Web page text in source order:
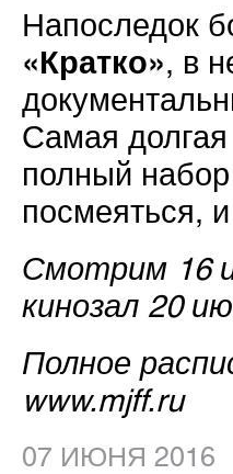
Напоследок
«Кратко», в
Самая
полный
посмеяться,
Смотрим 16
кинозал 20
Полное
www.mjff.ru
07 ИЮНЯ 2016